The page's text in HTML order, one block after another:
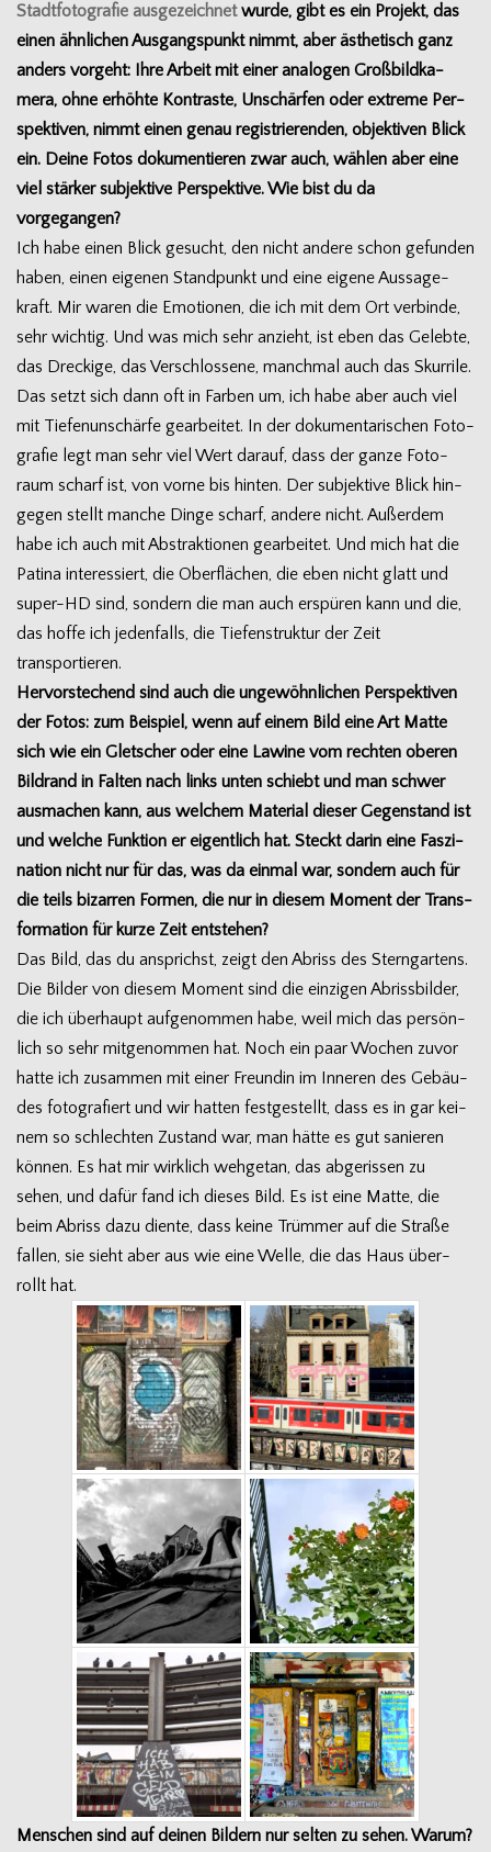
Stadt­fo­to­gra­fie aus­ge­zeich­netwurde, gibt es ein Pro­jekt, das
einen ähn­li­chen Aus­gangs­punkt nimmt, aber ästhe­tisch ganz
anders vor­geht: Ihre Arbeit mit einer ana­lo­gen Groß­bild­ka­
mera, ohne erhöhte Kon­traste, Unschär­fen oder extreme Per­
spek­ti­ven, nimmt einen genau regis­trie­ren­den, objek­ti­ven Blick
ein. Deine Fotos doku­men­tie­ren zwar auch, wäh­len aber eine
viel stär­ker sub­jek­tive Per­spek­tive. Wie bist du da
vorgegangen?
Ich habe einen Blick gesucht, den nicht andere schon gefun­den
haben, einen eige­nen Stand­punkt und eine eigene Aus­sa­ge­
kraft. Mir waren die Emo­tio­nen, die ich mit dem Ort ver­binde,
sehr wich­tig. Und was mich sehr anzieht, ist eben das Gelebte,
das Dre­ckige, das Ver­schlos­sene, manch­mal auch das Skur­rile.
Das setzt sich dann oft in Far­ben um, ich habe aber auch viel
mit Tie­fen­un­schärfe gear­bei­tet. In der doku­men­ta­ri­schen Foto­
gra­fie legt man sehr viel Wert dar­auf, dass der ganze Foto­
raum scharf ist, von vorne bis hin­ten. Der sub­jek­tive Blick hin­
ge­gen stellt man­che Dinge scharf, andere nicht. Außer­dem
habe ich auch mit Abs­trak­tio­nen gear­bei­tet. Und mich hat die
Patina inter­es­siert, die Ober­flä­chen, die eben nicht glatt und
super-HD sind, son­dern die man auch erspü­ren kann und die,
das hoffe ich jeden­falls, die Tie­fen­struk­tur der Zeit
transportieren.
Her­vor­ste­chend sind auch die unge­wöhn­li­chen Per­spek­ti­ven
der Fotos: zum Bei­spiel, wenn auf einem Bild eine Art Matte
sich wie ein Glet­scher oder eine Lawine vom rech­ten obe­ren
Bild­rand in Fal­ten nach links unten schiebt und man schwer
aus­ma­chen kann, aus wel­chem Mate­rial die­ser Gegen­stand ist
und wel­che Funk­tion er eigent­lich hat. Steckt darin eine Fas­zi­
na­tion nicht nur für das, was da ein­mal war, son­dern auch für
die teils bizar­ren For­men, die nur in die­sem Moment der Trans­
for­ma­tion für kurze Zeit entstehen?
Das Bild, das du ansprichst, zeigt den Abriss des Stern­gar­tens.
Die Bil­der von die­sem Moment sind die ein­zi­gen Abriss­bil­der,
die ich über­haupt auf­ge­nom­men habe, weil mich das per­sön­
lich so sehr mit­ge­nom­men hat. Noch ein paar Wochen zuvor
hatte ich zusam­men mit einer Freun­din im Inne­ren des Gebäu­
des foto­gra­fiert und wir hat­ten fest­ge­stellt, dass es in gar kei­
nem so schlech­ten Zustand war, man hätte es gut sanie­ren
kön­nen. Es hat mir wirk­lich weh­ge­tan, das abge­ris­sen zu
sehen, und dafür fand ich die­ses Bild. Es ist eine Matte, die
beim Abriss dazu diente, dass keine Trüm­mer auf die Straße
fal­len, sie sieht aber aus wie eine Welle, die das Haus über­
rollt hat.
Men­schen sind auf dei­nen Bil­dern nur sel­ten zu sehen. Warum?